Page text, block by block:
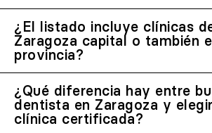
¿El listado incluye clínicas
Zaragoza capital o también
provincia?
¿Qué diferencia hay entre
dentista en Zaragoza y
clínica certificada?